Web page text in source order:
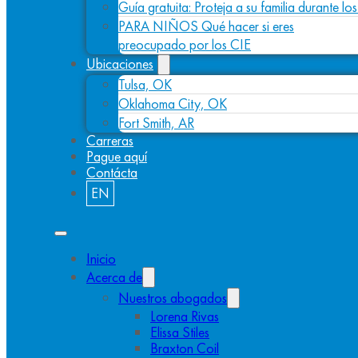
Guía gratuita: Proteja a su familia durante
PARA NIÑOS Qué hacer si eres
preocupado por los CIE
Ubicaciones
Tulsa, OK
Oklahoma City, OK
Fort Smith, AR
Carreras
Pague aquí
Contácta
EN
Inicio
Acerca de
Nuestros abogados
Lorena Rivas
Elissa Stiles
Braxton Coil